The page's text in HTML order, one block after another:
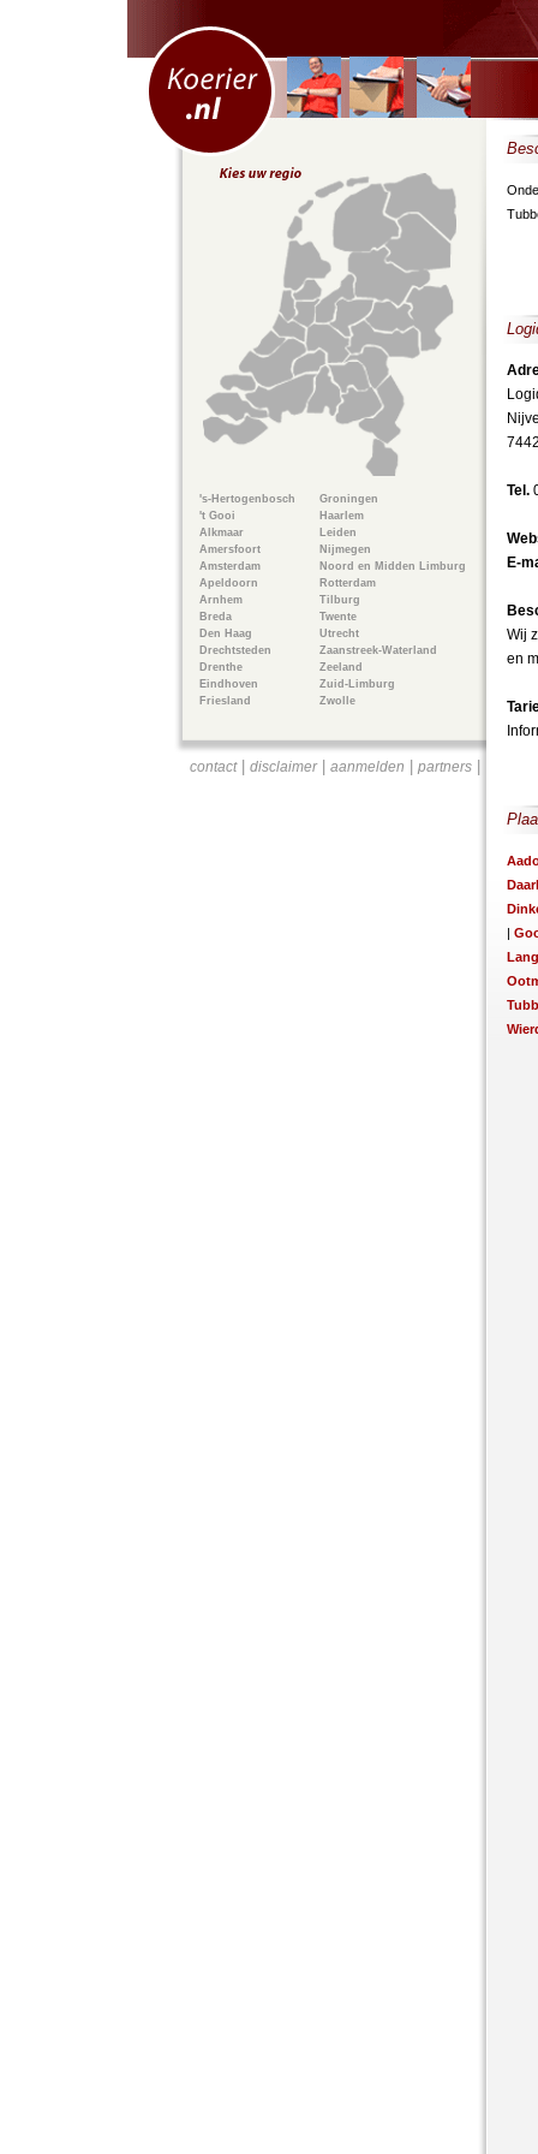
Groningen
Haarlem
Leiden
Nijmegen
Noord en Midden Limburg
Rotterdam
Tilburg
Twente
Utrecht
Zaanstreek-Waterland
Zeeland
Zuid-Limburg
Zwolle
's-Hertogenbosch
't Gooi
Alkmaar
Amersfoort
Amsterdam
Apeldoorn
Arnhem
Breda
Den Haag
Drechtsteden
Drenthe
Eindhoven
Friesland
contact| disclaimer| aanmelden partners|
Tel.
E-
Wij
en
|